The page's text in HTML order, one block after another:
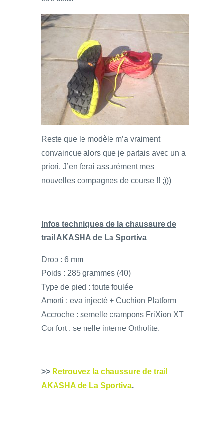
Reste que le modèle m’a vraiment
convaincue alors que je partais avec un a
priori. J’en ferai assurément mes
nouvelles compagnes de course !! ;)))
Infos techniques de la chaussure de
trail AKASHA de La Sportiva
Drop : 6 mm
Poids : 285 grammes (40)
Type de pied : toute foulée
Amorti : eva injecté + Cuchion Platform
Accroche : semelle crampons FriXion XT
Confort : semelle interne Ortholite.
>> Retrouvez la chaussure de trail
AKASHA de La Sportiva.